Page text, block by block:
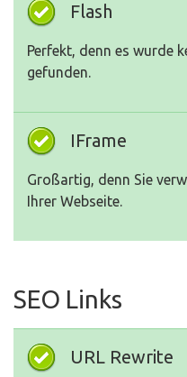
Flash
Perfekt, denn es wurde
gefunden.
IFrame
Großartig, denn Sie
Ihrer Webseite.
SEO Links
URL Rewrite